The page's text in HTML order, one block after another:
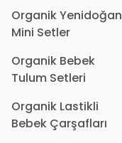
Organik Yenidoğan
Mini Setler
Organik Bebek
Tulum Setleri
Organik Lastikli
Bebek Çarşafları